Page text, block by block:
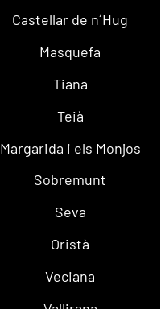
Castellar de n´Hug
Masquefa
Tiana
Teià
Margarida i els Monjos
Sobremunt
Seva
Oristà
Veciana